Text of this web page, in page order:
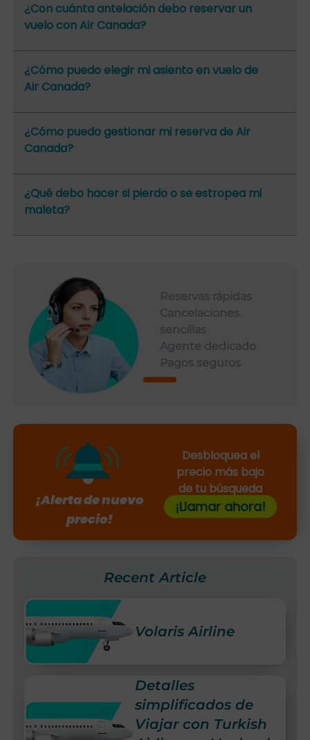
¿Con cuánta antelación debo reservar un
vuelo con Air Canada?
¿Cómo puedo elegir mi asiento en vuelo de
Air Canada?
¿Cómo puedo gestionar mi reserva de Air
Canada?
¿Qué debo hacer si pierdo o se estropea mi
maleta?
Reservas rápidas
Cancelaciones
sencillas
Agente dedicado
Pagos seguros
¡Alerta de nuevo
precio!
Desbloquea el
precio más bajo
de tu búsqueda
¡Llamar ahora!
Recent Article
Volaris Airline
Detalles
simplificados de
Viajar con Turkish